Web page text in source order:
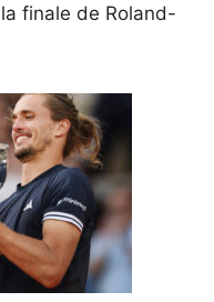
finale de Roland-